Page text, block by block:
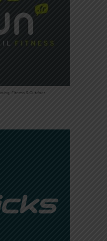
Fitness & Outdoor